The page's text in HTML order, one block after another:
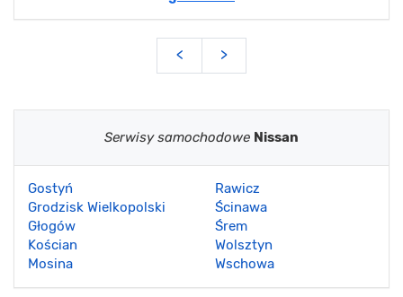
< >
Serwisy samochodowe Nissan
Gostyń
Grodzisk Wielkopolski
Głogów
Kościan
Mosina
Rawicz
Ścinawa
Śrem
Wolsztyn
Wschowa